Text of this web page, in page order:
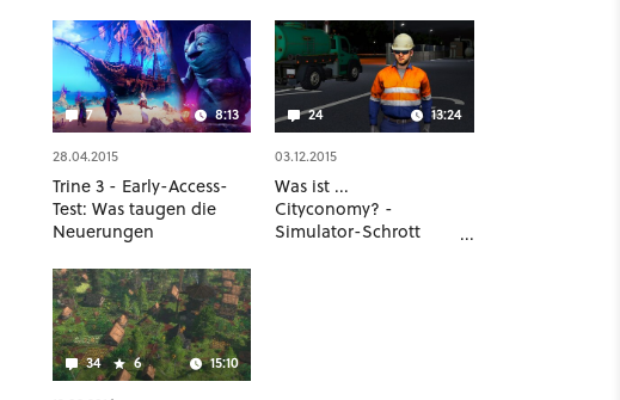
7 8:13
28.04.2015
Trine 3 - Early-Access-
Test: Was taugen die
Neuerungen
24 13:24
03.12.2015
Was ist ...
Cityconomy? -
Simulator-Schrott
34 6 15:10